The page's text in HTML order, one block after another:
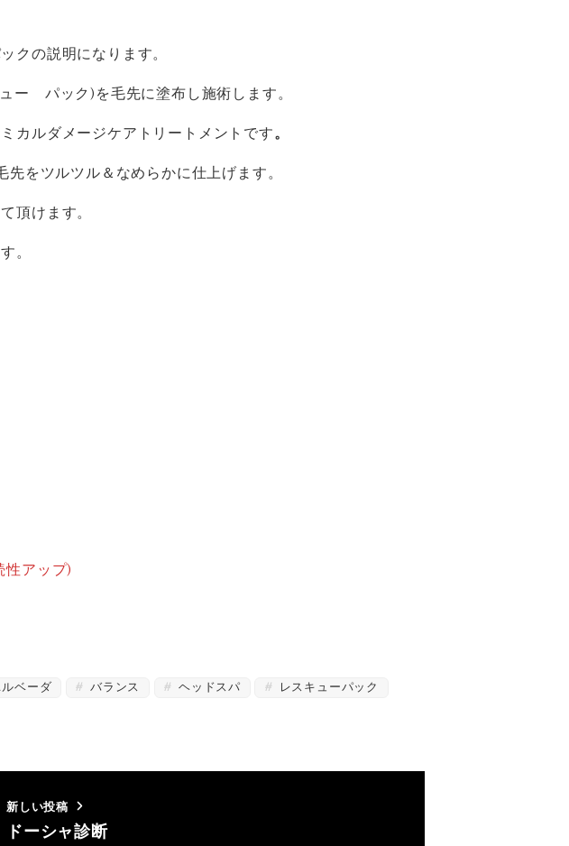
クの説明になります。
ー パック)を毛先に塗布し施術します。
カルダメージケアトリートメントです。
をツルツル＆なめらかに仕上げます。
頂けます。
。
性アップ)
ベーダ バランス ヘッドスパ
レスキューパック
新しい投稿
ドーシャ診断